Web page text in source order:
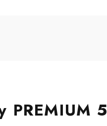
PREMIUM 5